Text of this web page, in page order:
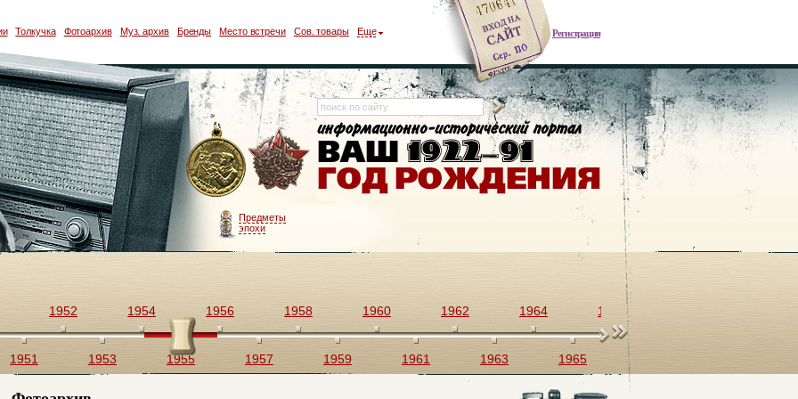
Регистрация
Толкучка Фотоархив Муз. архив Бренды Место встречи Сов. товары Еще
Предметы
эпохи
1951
1952
1953
1954
1955
1956
1957
1958
1959
1960
1961
1962
1963
1964
1965
1966